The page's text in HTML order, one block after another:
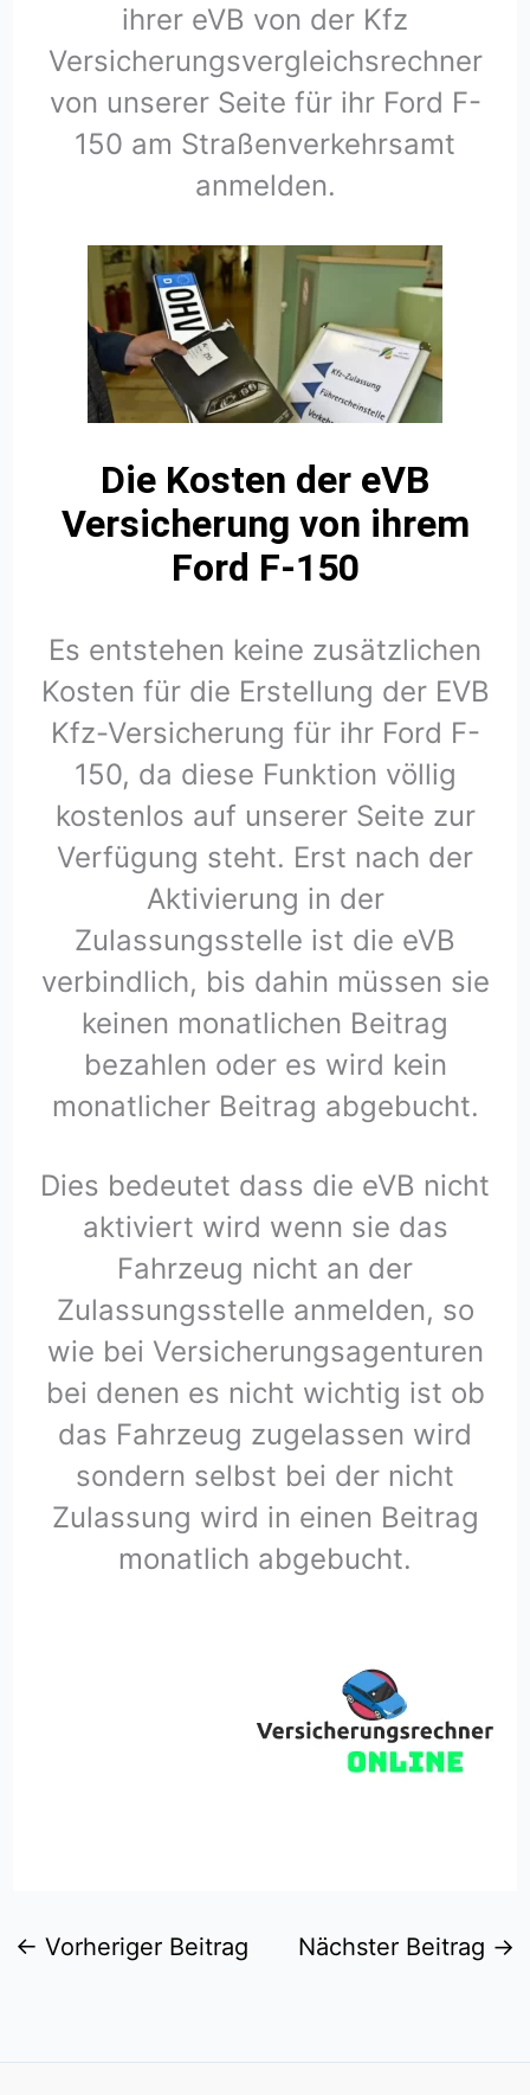
ihrer eVB von der Kfz
Versicherungsvergleichsrechner
von unserer Seite für ihr Ford F-
150 am Straßenverkehrsamt
anmelden.
Die Kosten der eVB
Versicherung von ihrem
Ford F-150
Es entstehen keine zusätzlichen
Kosten für die Erstellung der EVB
Kfz-Versicherung für ihr Ford F-
150, da diese Funktion völlig
kostenlos auf unserer Seite zur
Verfügung steht. Erst nach der
Aktivierung in der
Zulassungsstelle ist die eVB
verbindlich, bis dahin müssen sie
keinen monatlichen Beitrag
bezahlen oder es wird kein
monatlicher Beitrag abgebucht.
Dies bedeutet dass die eVB nicht
aktiviert wird wenn sie das
Fahrzeug nicht an der
Zulassungsstelle anmelden, so
wie bei Versicherungsagenturen
bei denen es nicht wichtig ist ob
das Fahrzeug zugelassen wird
sondern selbst bei der nicht
Zulassung wird in einen Beitrag
monatlich abgebucht.
← Vorheriger Beitrag Nächster Beitrag →